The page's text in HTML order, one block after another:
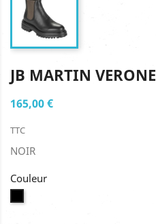
JB MARTIN VERONE
165,00 €
TTC
NOIR
Couleur